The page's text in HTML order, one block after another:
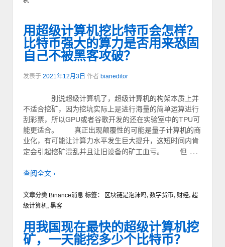
用超级计算机挖比特币会怎样？
比特币强大的算力是否用来恐固
自己不被黑客攻破？
发表于 2021年12月3日 作者 bianeditor
别说超级计算机了，超级计算机的构架本质上并
不适合挖矿，因为挖坑实际上是进行海量的简单运算进行
刮彩票，所以GPU或者谷歌开发的还在实验室中的TPU可
能更适合。 真正出现颠覆性的可能是量子计算机的商
业化，有可能让计算力水平发生巨大提升，这短时间内肯
定会引起挖矿混乱并且让旧设备的矿工血亏。 但 …
查阅全文 ›
文章分类 Binance消息 标签： 区块链是泡沫吗, 数字货币, 财经, 超
级计算机, 黑客
用我国现在最快的超级计算机挖
矿，一天能挖多少个比特币？